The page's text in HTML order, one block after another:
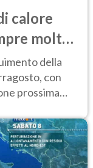
calore
molto
della
con
prossima